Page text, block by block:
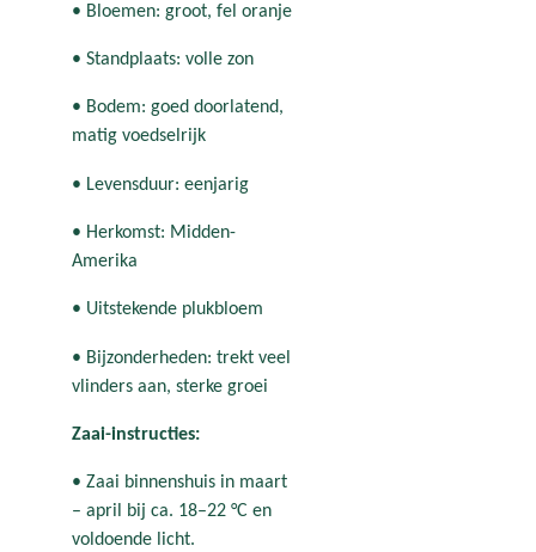
• Bloemen: groot, fel oranje
• Standplaats: volle zon
• Bodem: goed doorlatend,
matig voedselrijk
• Levensduur: eenjarig
• Herkomst: Midden-
Amerika
• Uitstekende plukbloem
• Bijzonderheden: trekt veel
vlinders aan, sterke groei
Zaai-instructies:
• Zaai binnenshuis in maart
– april bij ca. 18–22 °C en
voldoende licht.